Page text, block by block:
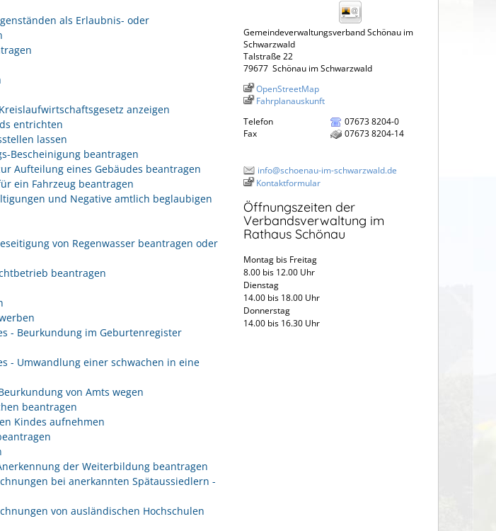
als Erlaubnis- oder
anzeigen
entrichten
lassen
Bescheinigung beantragen
Aufteilung eines Gebäudes beantragen
ein Fahrzeug beantragen
und Negative amtlich beglaubigen
von Regenwasser beantragen oder
beantragen
- Beurkundung im Geburtenregister
- Umwandlung einer schwachen in eine
von Amts wegen
beantragen
Kindes aufnehmen
der Weiterbildung beantragen
bei anerkannten Spätaussiedlern -
von ausländischen Hochschulen
Gemeindeverwaltungsverband Schönau im
Schwarzwald
Talstraße 22
79677 Schönau im Schwarzwald
OpenStreetMap
Fahrplanauskunft
Telefon
07673 8204-0
Fax
07673 8204-14
info@schoenau-im-schwarzwald.de
Kontaktformular
Öffnungszeiten der
Verbandsverwaltung im
Rathaus Schönau
Montag bis Freitag
8.00 bis 12.00 Uhr
Dienstag
14.00 bis 18.00 Uhr
Donnerstag
14.00 bis 16.30 Uhr